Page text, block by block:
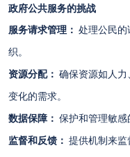
政府公共服务的挑战
服务请求管理： 处理公民的
织。
资源分配： 确保资源如人
变化的需求。
数据保障： 保护和管理敏感
监督和反馈： 提供机制来监